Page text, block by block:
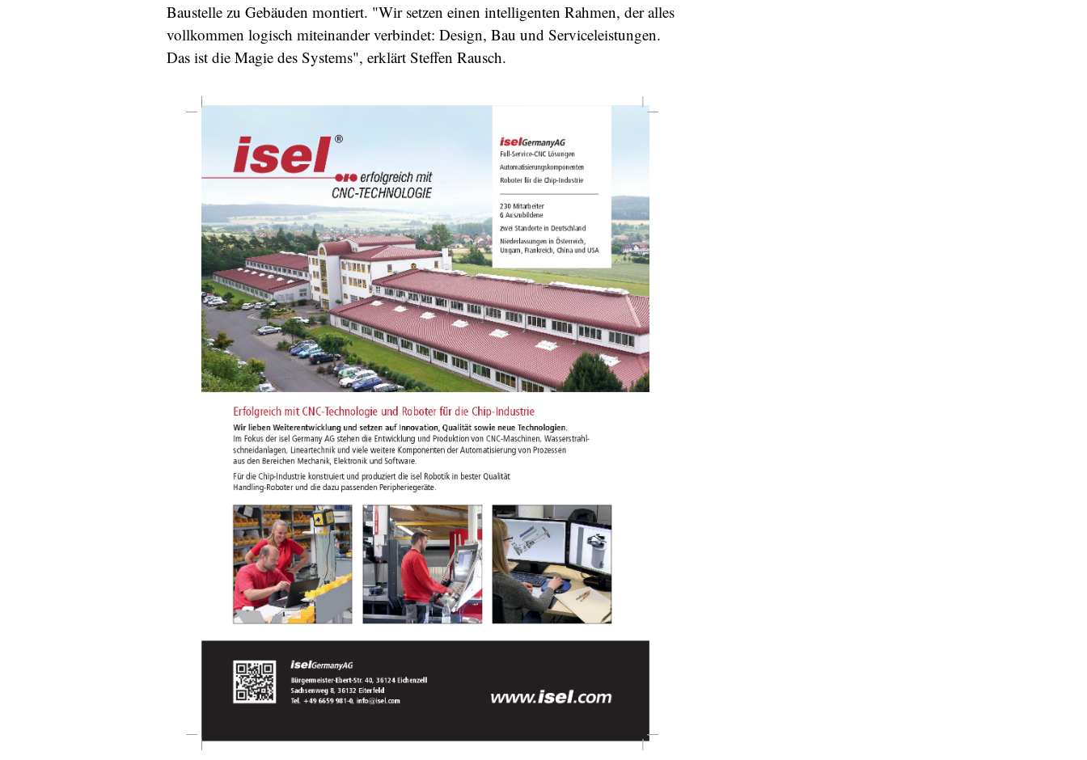
Baustelle zu Gebäuden montiert. "Wir setzen einen intelligenten Rahmen, der alles
vollkommen logisch miteinander verbindet: Design, Bau und Serviceleistungen.
Das ist die Magie des Systems", erklärt Steffen Rausch.